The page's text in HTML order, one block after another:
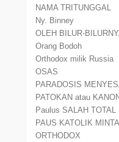
NAMA TRITUNGGAL
Ny. Binney
OLEH BILUR-
Orang Bodoh
Orthodox milik Russia
OSAS
PARADOSIS
PATOKAN atau
Paulus SALAH TOTAL
PAUS KATOLIK
ORTHODOX